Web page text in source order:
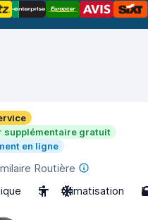
supplémentaire gratuit
en ligne
Routière
5 Climatisation 5